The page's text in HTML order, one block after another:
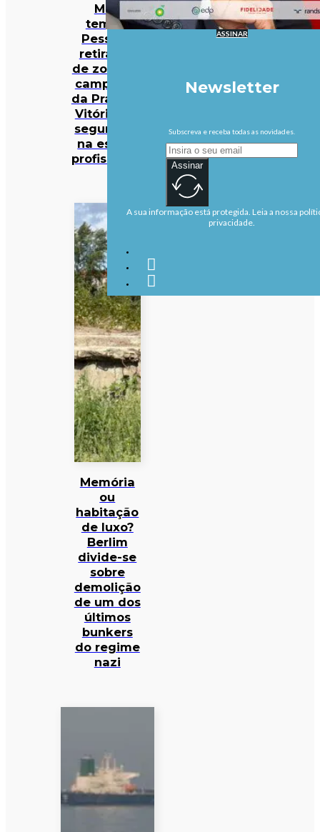
Mau
tempo:
Pessoas
retiradas
de zona de
campismo
da Praia da
Vitória em
segurança
na escola
profissional
Memória
ou
habitação
de luxo?
Berlim
divide-se
sobre
demolição
de um dos
últimos
bunkers
do regime
nazi
ASSINAR
Newsletter
Subscreva e receba todas as novidades.
Assinar
A sua informação está protegida. Leia a nossa
privacidade.